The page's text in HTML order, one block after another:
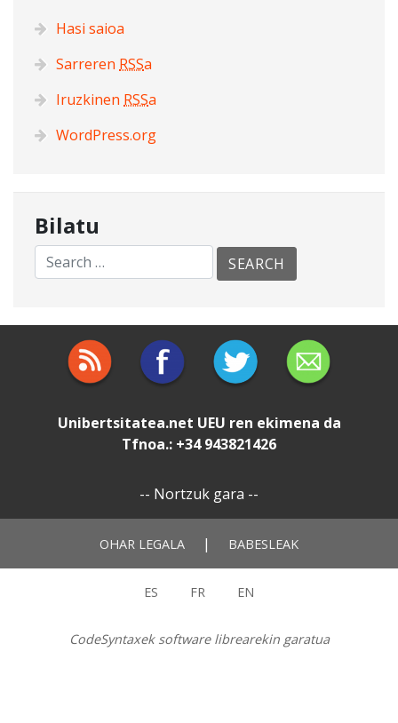
Hasi saioa
Sarreren RSSa
Iruzkinen RSSa
WordPress.org
Bilatu
Unibertsitatea.net UEU ren ekimena da
Tfnoa.: +34 943821426
-- Nortzuk gara --
OHAR LEGALA | BABESLEAK
ES FR EN
CodeSyntaxek software librearekin garatua